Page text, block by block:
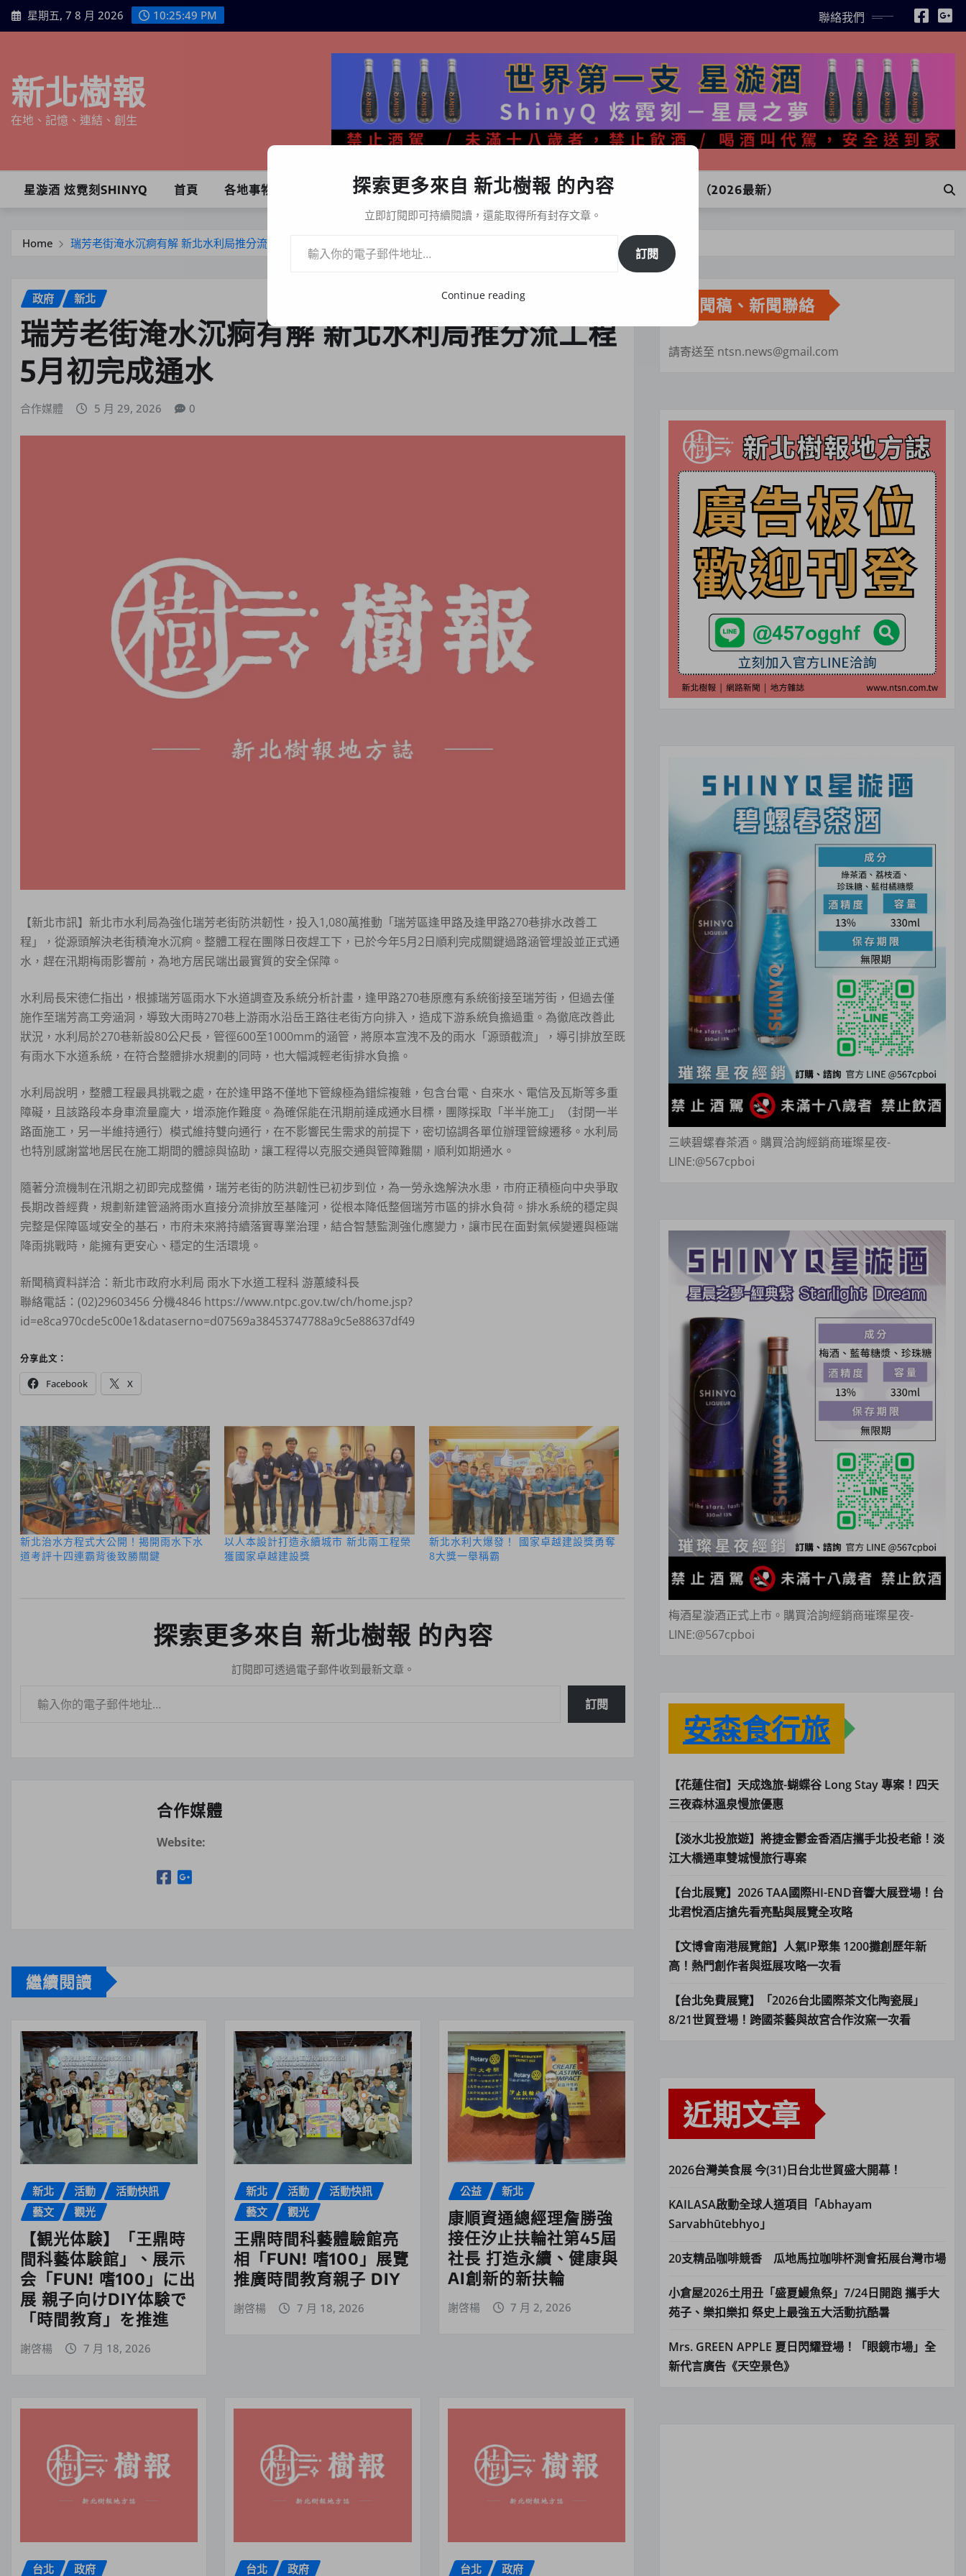
Skip
to
星期五, 7 8 月 2026 10:25:50 PM 聯絡我們
新北樹報
在地、記憶、連結、創生
星漩酒 炫霓刻SHINYQ 首頁 各地事物 生活百態 關於樹報 星漩酒哪裡買｜官方購買通路與LINE訂購（2026最新）
Home 瑞芳老街淹水沉痾有解 新北水利局推分流工程 5月初完成通水
政府 新北
瑞芳老街淹水沉痾有解 新北水利局推分流工程
5月初完成通水
合作媒體 5 月 29, 2026 0
【新北市訊】新北市水利局為強化瑞芳老街防洪韌性，投入1,080萬推動「瑞芳區逢甲路及逢甲路270巷排水改善工
程」，從源頭解決老街積淹水沉痾。整體工程在團隊日夜趕工下，已於今年5月2日順利完成關鍵過路涵管埋設並正式通
水，趕在汛期梅雨影響前，為地方居民端出最實質的安全保障。
水利局長宋德仁指出，根據瑞芳區雨水下水道調查及系統分析計畫，逢甲路270巷原應有系統銜接至瑞芳街，但過去僅
施作至瑞芳高工旁涵洞，導致大雨時270巷上游雨水沿岳王路往老街方向排入，造成下游系統負擔過重。為徹底改善此
狀況，水利局於270巷新設80公尺長，管徑600至1000mm的涵管，將原本宣洩不及的雨水「源頭截流」，導引排放至既
有雨水下水道系統，在符合整體排水規劃的同時，也大幅減輕老街排水負擔。
水利局說明，整體工程最具挑戰之處，在於逢甲路不僅地下管線極為錯綜複雜，包含台電、自來水、電信及瓦斯等多重
障礙，且該路段本身車流量龐大，增添施作難度。為確保能在汛期前達成通水目標，團隊採取「半半施工」（封閉一半
路面施工，另一半維持通行）模式維持雙向通行，在不影響民生需求的前提下，密切協調各單位辦理管線遷移。水利局
也特別感謝當地居民在施工期間的體諒與協助，讓工程得以克服交通與管障難關，順利如期通水。
隨著分流機制在汛期之初即完成整備，瑞芳老街的防洪韌性已初步到位，為一勞永逸解決水患，市府正積極向中央爭取
長期改善經費，規劃新建管涵將雨水直接分流排放至基隆河，從根本降低整個瑞芳市區的排水負荷。排水系統的穩定與
完整是保障區域安全的基石，市府未來將持續落實專業治理，結合智慧監測強化應變力，讓市民在面對氣候變遷與極端
降雨挑戰時，能擁有更安心、穩定的生活環境。
新聞稿資料詳洽：新北市政府水利局 雨水下水道工程科 游蕙綾科長
聯絡電話：(02)29603456 分機4846 https://www.ntpc.gov.tw/ch/home.jsp?
id=e8ca970cde5c00e1&dataserno=d07569a38453747788a9c5e88637df49
分享此文：
Facebook X
新北治水方程式大公開！揭開雨水下水
道考評十四連霸背後致勝關鍵
以人本設計打造永續城市 新北兩工程榮
獲國家卓越建設獎
新北水利大爆發！ 國家卓越建設獎勇奪
8大獎一舉稱霸
探索更多來自 新北樹報 的內容
訂閱即可透過電子郵件收到最新文章。
訂閱
合作媒體
Website:
繼續閱讀
新北 活動
活動快訊
藝文
觀光
【観光体験】「王鼎時
間科藝体験館」、展示
会「FUN! 嗜100」に出
展 親子向けDIY体験で
「時間教育」を推進
謝啓楊 7 月 18, 2026
新北 活動
活動快訊
藝文
觀光
王鼎時間科藝體驗館亮
相「FUN! 嗜100」展覽
推廣時間教育親子 DIY
謝啓楊 7 月 18, 2026
公益 新北
康順資通總經理詹勝強
接任汐止扶輪社第45屆
社長 打造永續、健康與
AI創新的新扶輪
謝啓楊 7 月 2, 2026
台北 政府 台北 政府 台北 政府
新聞稿、新聞聯絡
請寄送至 ntsn.news@gmail.com
三峽碧螺春茶酒。購買洽詢經銷商璀璨星夜-
LINE:@567cpboi
梅酒星漩酒正式上市。購買洽詢經銷商璀璨星夜-
LINE:@567cpboi
安森食行旅
【花蓮住宿】天成逸旅-蝴蝶谷 Long Stay 專案！四天
三夜森林溫泉慢旅優惠
【淡水北投旅遊】將捷金鬱金香酒店攜手北投老爺！淡
江大橋通車雙城慢旅行專案
【台北展覽】2026 TAA國際HI-END音響大展登場！台
北君悅酒店搶先看亮點與展覽全攻略
【文博會南港展覽館】人氣IP聚集 1200攤創歷年新
高！熱門創作者與逛展攻略一次看
【台北免費展覽】「2026台北國際茶文化陶瓷展」
8/21世貿登場！跨國茶藝與故宮合作汝窯一次看
近期文章
2026台灣美食展 今(31)日台北世貿盛大開幕！
KAILASA啟動全球人道項目「Abhayam
Sarvabhūtebhyo」
20支精品咖啡競香 瓜地馬拉咖啡杯測會拓展台灣市場
小倉屋2026土用丑「盛夏鰻魚祭」7/24日開跑 攜手大
苑子、樂扣樂扣 祭史上最強五大活動抗酷暑
Mrs. GREEN APPLE 夏日閃耀登場！「眼鏡市場」全
新代言廣告《天空景色》
探索更多來自 新北樹報 的內容
立即訂閱即可持續閱讀，還能取得所有封存文章。
訂閱
Continue reading